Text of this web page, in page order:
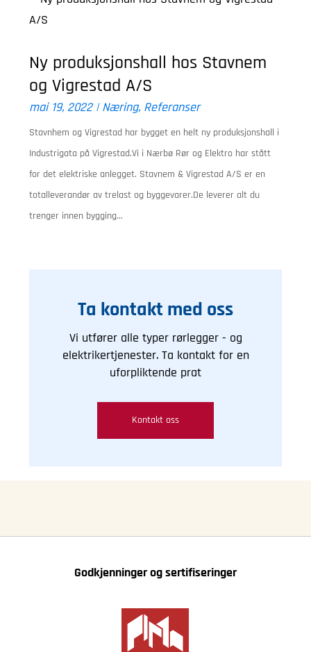
Ny produksjonshall hos Stavnem
og Vigrestad A/S
mai 19, 2022|Næring, Referanser
Stavnhem og Vigrestad har bygget en helt ny produksjonshall i
Industrigata på Vigrestad.Vi i Nærbø Rør og Elektro har stått
for det elektriske anlegget. Stavnem & Vigrestad A/S er en
totalleverandør av trelast og byggevarer.De leverer alt du
trenger innen bygging...
Ta kontakt med oss
Vi utfører alle typer rørlegger - og
elektrikertjenester. Ta kontakt for en
uforpliktende prat
Kontakt oss
Godkjenninger og sertifiseringer